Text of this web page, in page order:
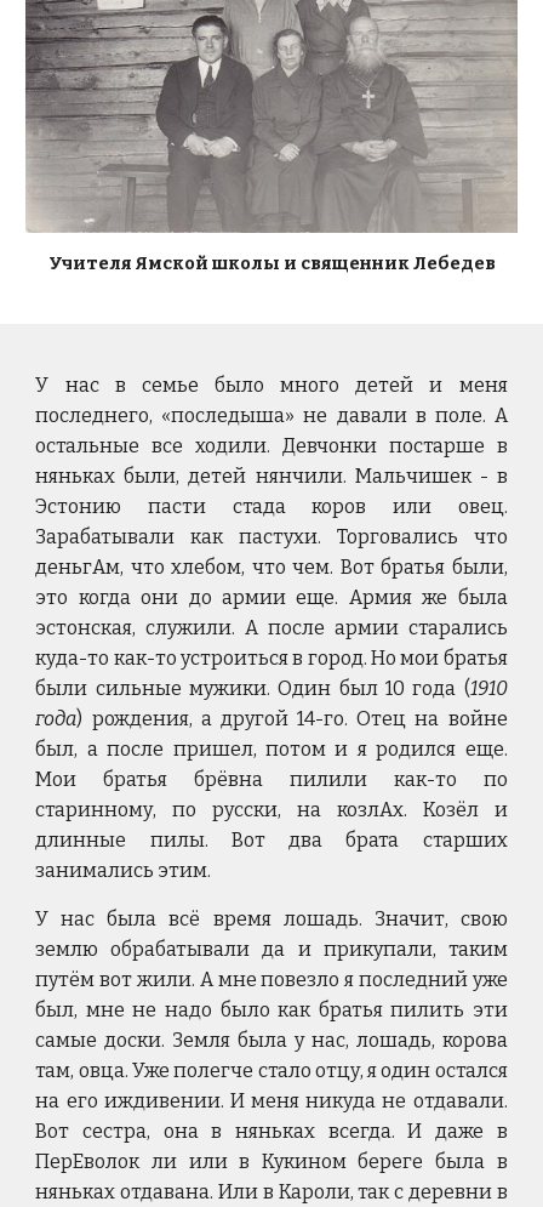
Учителя Ямской школы и священник Лебедев
У нас в семье было много детей и меня
последнего, «последыша» не давали в поле. А
остальные все ходили. Девчонки постарше в
няньках были, детей нянчили. Мальчишек - в
Эстонию пасти стада коров или овец.
Зарабатывали как пастухи. Торговались что
деньгАм, что хлебом, что чем. Вот братья были,
это когда они до армии еще. Армия же была
эстонская, служили. А после армии старались
куда-то как-то устроиться в город. Но мои братья
были сильные мужики. Один был 10 года (1910
года) рождения, а другой 14-го. Отец на войне
был, а после пришел, потом и я родился еще.
Мои братья брёвна пилили как-то по
старинному, по русски, на козлАх. Козёл и
длинные пилы. Вот два брата старших
занимались этим.
У нас была всё время лошадь. Значит, свою
землю обрабатывали да и прикупали, таким
путём вот жили. А мне повезло я последний уже
был, мне не надо было как братья пилить эти
самые доски. Земля была у нас, лошадь, корова
там, овца. Уже полегче стало отцу, я один остался
на его иждивении. И меня никуда не отдавали.
Вот сестра, она в няньках всегда. И даже в
ПерЕволок ли или в Кукином береге была в
няньках отдавана. Или в Кароли, так с деревни в